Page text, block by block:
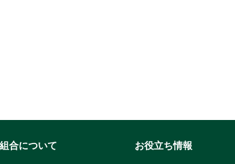
合について お役立ち情報